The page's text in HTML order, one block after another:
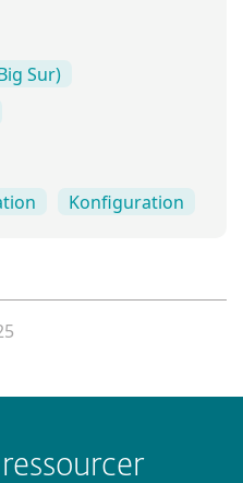
Sur)
Konfiguration